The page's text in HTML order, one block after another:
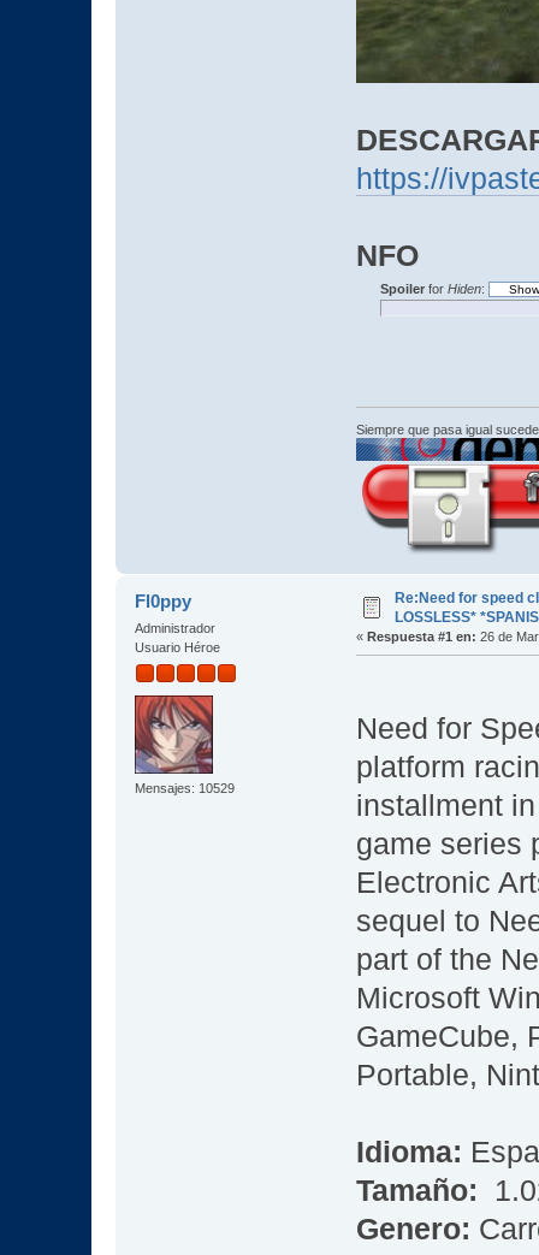
https://
NFO
Spoilerfor Hiden:
Siempre que pasa igual
Fl0ppy
Administrador
Usuario Héroe
Mensajes: 10529
Re:Need for speed
LOSSLESS*
« Respuesta #1 en: 26 de
Need for
platform
installment
game series
Electronic
sequel to
part of the
Microsoft
GameCube,
Portable,
Idioma:
Tamaño:
Genero: